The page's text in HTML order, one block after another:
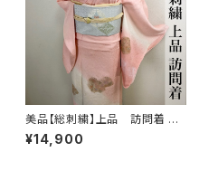
美品【総刺繍】上品 訪問着 単
衣 s182
¥14,900